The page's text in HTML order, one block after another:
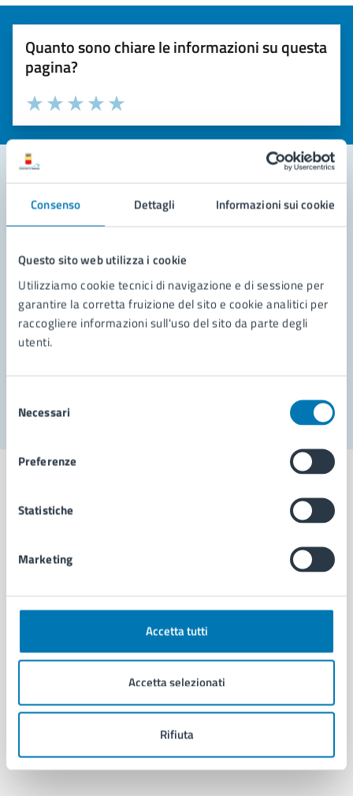
Consenso Dettagli Informazioni sui cookie
Questo sito web utilizza i cookie
Utilizziamo cookie tecnici di navigazione e di sessione per
garantire la corretta fruizione del sito e cookie analitici per
raccogliere informazioni sull'uso del sito da parte degli
utenti.
delNecessari
Preferenze
Statistiche
Marketing
Accetta tutti
Accetta selezionati
Rifiuta
Quanto sono chiare le informazioni su questa
pagina?
Valuta la chiarezza delle informazioni (da 1 a 5 stelle)
Seleziona il numero di stelle per valutare la chiarezza delle
Valuta 5 stelle su 5
Valuta 4 stelle su 5
Valuta 3 stelle su 5
Valuta 2 stelle su 5
Valuta 1 stelle su 5
Contatta il comune
Richiedi assistenza
Prenota appuntamento
Problemi in città
Aree amministrative
Uffici
Politici
Intranet, posta aziendale e protocollo